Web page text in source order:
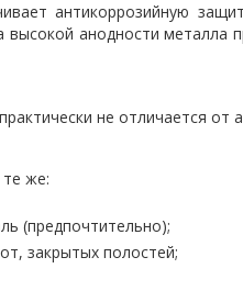
антикоррозийную
анодности металла
не отличается от
же:
(предпочтительно);
закрытых полостей;